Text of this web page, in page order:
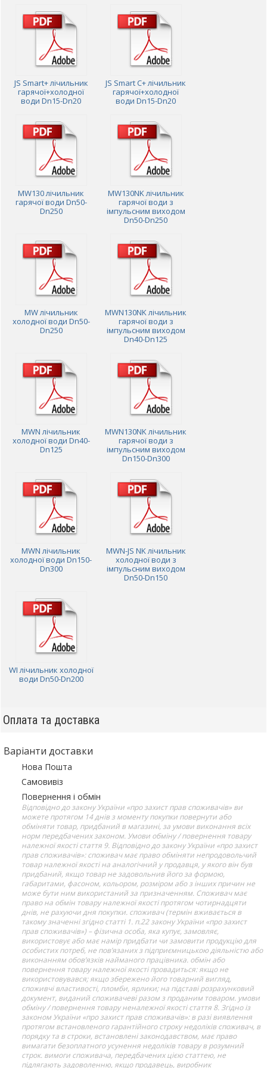
JS Smart+ лічильник
гарячої+холодної
води Dn15-Dn20
JS Smart C+ лічильник
гарячої+холодної
води Dn15-Dn20
MW130 лічильник
гарячої води Dn50-
Dn250
MW130NK лічильник
гарячої води з
імпульсним виходом
Dn50-Dn250
MW лічильник
холодної води Dn50-
Dn250
MWN130NK лічильник
гарячої води з
імпульсним виходом
Dn40-Dn125
MWN лічильник
холодної води Dn40-
Dn125
MWN130NK лічильник
гарячої води з
імпульсним виходом
Dn150-Dn300
MWN лічильник
холодної води Dn150-
Dn300
MWN-JS NK лічильник
холодної води з
імпульсним виходом
Dn50-Dn150
WI лічильник холодної
води Dn50-Dn200
Оплата та доставка
Варіанти доставки
Нова Пошта
Самовивіз
Повернення і обмін
Відповідно до закону України «про захист прав споживачів» ви
можете протягом 14 днів з моменту покупки повернути або
обміняти товар, придбаний в магазині, за умови виконання всіх
норм передбачених законом. Умови обміну / повернення товару
належної якості стаття 9. Відповідно до закону України «про захист
прав споживачів»: споживач має право обміняти непродовольчий
товар належної якості на аналогічний у продавця, у якого він був
придбаний, якщо товар не задовольнив його за формою,
габаритами, фасоном, кольором, розміром або з інших причин не
може бути ним використаний за призначенням. Споживач має
право на обмін товару належної якості протягом чотирнадцяти
днів, не рахуючи дня покупки. споживач (термін вживається в
такому значенні згідно статті 1. п.22 закону України «про захист
прав споживачів») – фізична особа, яка купує, замовляє,
використовує або має намір придбати чи замовити продукцію для
особистих потреб, не пов’язаних з підприємницькою діяльністю або
виконанням обов’язків найманого працівника. обмін або
повернення товару належної якості провадиться: якщо не
використовувався; якщо збережено його товарний вигляд,
споживчі властивості, пломби, ярлики; на підставі розрахунковий
документ, виданий споживачеві разом з проданим товаром. умови
обміну / повернення товару неналежної якості стаття 8. Згідно із
законом України «про захист прав споживачів»: в разі виявлення
протягом встановленого гарантійного строку недоліків споживач, в
порядку та в строки, встановлені законодавством, має право
вимагати безоплатного усунення недоліків товару в розумний
строк. вимоги споживача, передбачених цією статтею, не
підлягають задоволенню, якщо продавець, виробник